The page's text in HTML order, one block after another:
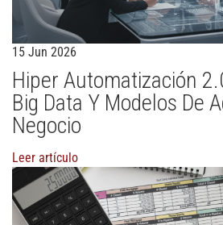
15 Jun 2026
Hiper Automatización
Big Data Y Modelos De
Negocio
Leer artículo